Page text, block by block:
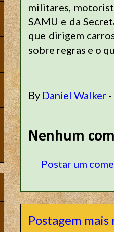
militares,
SAMU e da
que dirigem
sobre regras e o
By Daniel Walker -
Nenhum
Postar um
Postagem